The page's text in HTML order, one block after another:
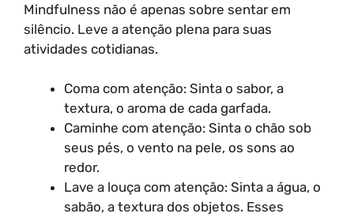
Mindfulness não é apenas sobre sentar em
silêncio. Leve a atenção plena para suas
atividades cotidianas.
Coma com atenção: Sinta o sabor, a
textura, o aroma de cada garfada.
Caminhe com atenção: Sinta o chão sob
seus pés, o vento na pele, os sons ao
redor.
Lave a louça com atenção: Sinta a água, o
sabão, a textura dos objetos. Esses